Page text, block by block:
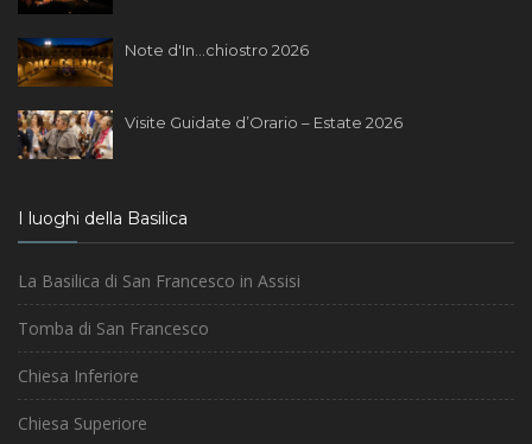
Note d'In...chiostro 2026
Visite Guidate d’Orario – Estate 2026
I luoghi della Basilica
La Basilica di San Francesco in Assisi
Tomba di San Francesco
Chiesa Inferiore
Chiesa Superiore